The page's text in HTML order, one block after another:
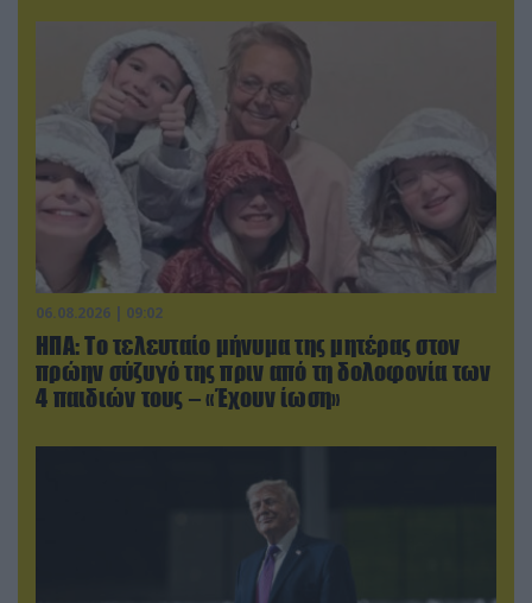
06.08.2026 | 09:02
ΗΠΑ: Το τελευταίο μήνυμα της μητέρας στον
πρώην σύζυγό της πριν από τη δολοφονία των
4 παιδιών τους – «Έχουν ίωση»